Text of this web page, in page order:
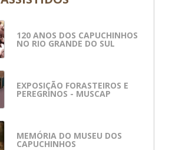
120 ANOS DOS CAPUCHINHOS
NO RIO GRANDE DO SUL
EXPOSIÇÃO FORASTEIROS E
PEREGRINOS - MUSCAP
MEMÓRIA DO MUSEU DOS
CAPUCHINHOS